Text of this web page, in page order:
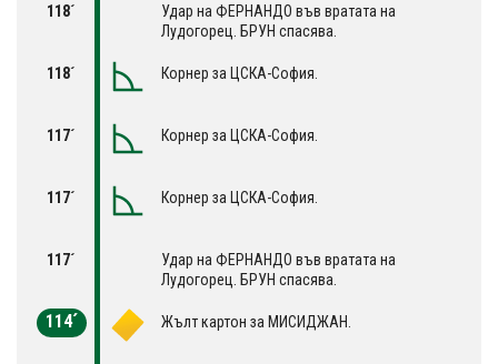
118´
Удар на ФЕРНАНДО във вратата на
Лудогорец. БРУН спасява.
118´ Корнер за ЦСКА-София.
117´ Корнер за ЦСКА-София.
117´ Корнер за ЦСКА-София.
117´
Удар на ФЕРНАНДО във вратата на
Лудогорец. БРУН спасява.
114´ Жълт картон за МИСИДЖАН.